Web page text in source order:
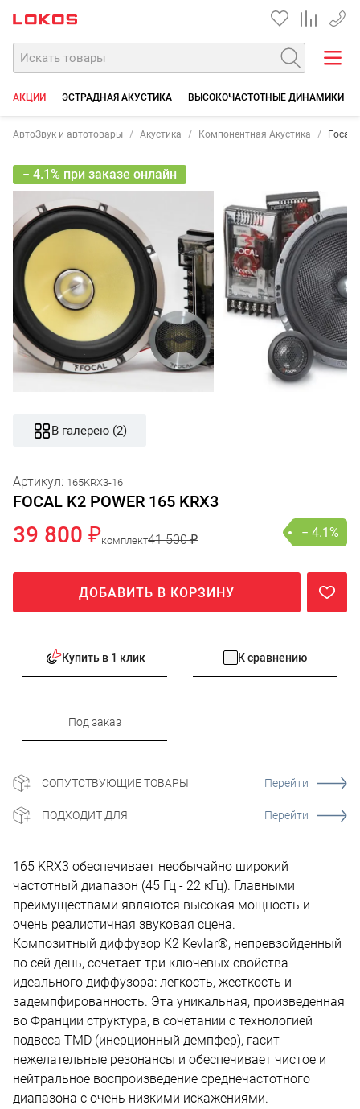
+7
АКЦИИ ЭСТРАДНАЯ АКУСТИКА ВЫСОКОЧАСТОТНЫЕ ДИНАМИКИ
АвтоЗвук и автотовары Акустика Компонентная Акустика Focal
− 4.1% при заказе онлайн
В галерею (2)
Артикул: 165KRX3-16
FOCAL K2 POWER 165 KRX3
39 800 ₽комплект41 500 ₽ − 4.1%
ДОБАВИТЬ В КОРЗИНУ
Купить в 1 клик К сравнению
Под заказ
СОПУТСТВУЮЩИЕ ТОВАРЫ Перейти
ПОДХОДИТ ДЛЯ Перейти
165 KRX3 обеспечивает необычайно широкий
частотный диапазон (45 Гц - 22 кГц). Главными
преимуществами являются высокая мощность и
очень реалистичная звуковая сцена.
Композитный диффузор K2 Kevlar®, непревзойденный
по сей день, сочетает три ключевых свойства
идеального диффузора: легкость, жесткость и
задемпфированность. Эта уникальная, произведенная
во Франции структура, в сочетании с технологией
подвеса TMD (инерционный демпфер), гасит
нежелательные резонансы и обеспечивает чистое и
нейтральное воспроизведение среднечастотного
диапазона с очень низкими искажениями.